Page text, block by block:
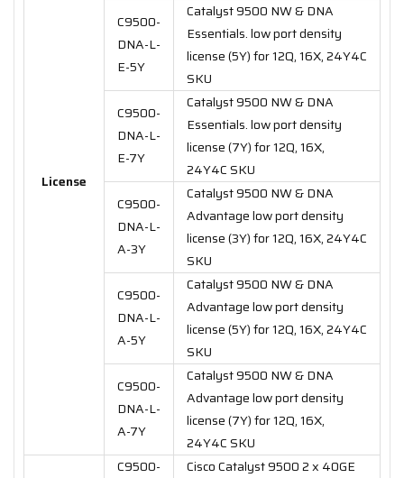
License
C9500-
DNA-L-
E-5Y
Catalyst 9500 NW & DNA
Essentials. low port density
license (5Y) for 12Q, 16X, 24Y4C
SKU
C9500-
DNA-L-
E-7Y
Catalyst 9500 NW & DNA
Essentials. low port density
license (7Y) for 12Q, 16X,
24Y4C SKU
C9500-
DNA-L-
A-3Y
Catalyst 9500 NW & DNA
Advantage low port density
license (3Y) for 12Q, 16X, 24Y4C
SKU
C9500-
DNA-L-
A-5Y
Catalyst 9500 NW & DNA
Advantage low port density
license (5Y) for 12Q, 16X, 24Y4C
SKU
C9500-
DNA-L-
A-7Y
Catalyst 9500 NW & DNA
Advantage low port density
license (7Y) for 12Q, 16X,
24Y4C SKU
C9500-
Cisco Catalyst 9500 2 x 40GE